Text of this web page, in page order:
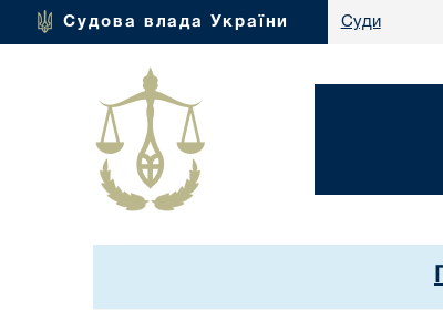
Судова влада України Суди